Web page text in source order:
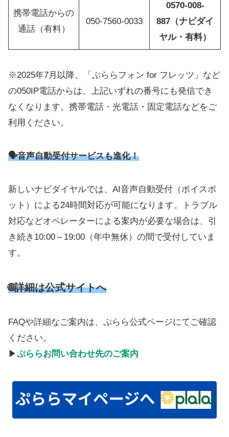
携帯電話からの
通話（有料）
050-7560-0033
0570-008-
887（ナビダイ
ヤル・有料）
※2025年7月以降、「ぷららフォン for フレッツ」など
の050IP電話からは、上記いずれの番号にも発信でき
なくなります。携帯電話・光電話・固定電話などをご
利用ください。
🗣️音声自動受付サービスも進化！
新しいナビダイヤルでは、AI音声自動受付（ボイスボ
ット）による24時間対応が可能になります。トラブル
対応などオペレーターによる案内が必要な場合は、引
き続き10:00～19:00（年中無休）の間で受付していま
す。
🌐詳細は公式サイトへ
FAQや詳細なご案内は、ぷらら公式ページにてご確認
ください。
▶ぷららお問い合わせ先のご案内